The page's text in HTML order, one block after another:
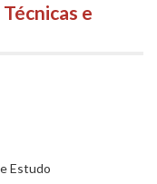
e
Estudo